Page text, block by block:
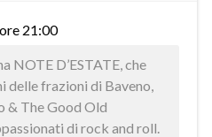
21:00
NOTE D’ESTATE, che
delle frazioni di Baveno,
& The Good Old
di rock and roll.